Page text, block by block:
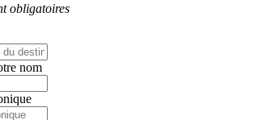
obligatoires
nom